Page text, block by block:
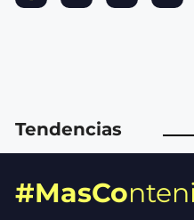
Tendencias
#MasCo